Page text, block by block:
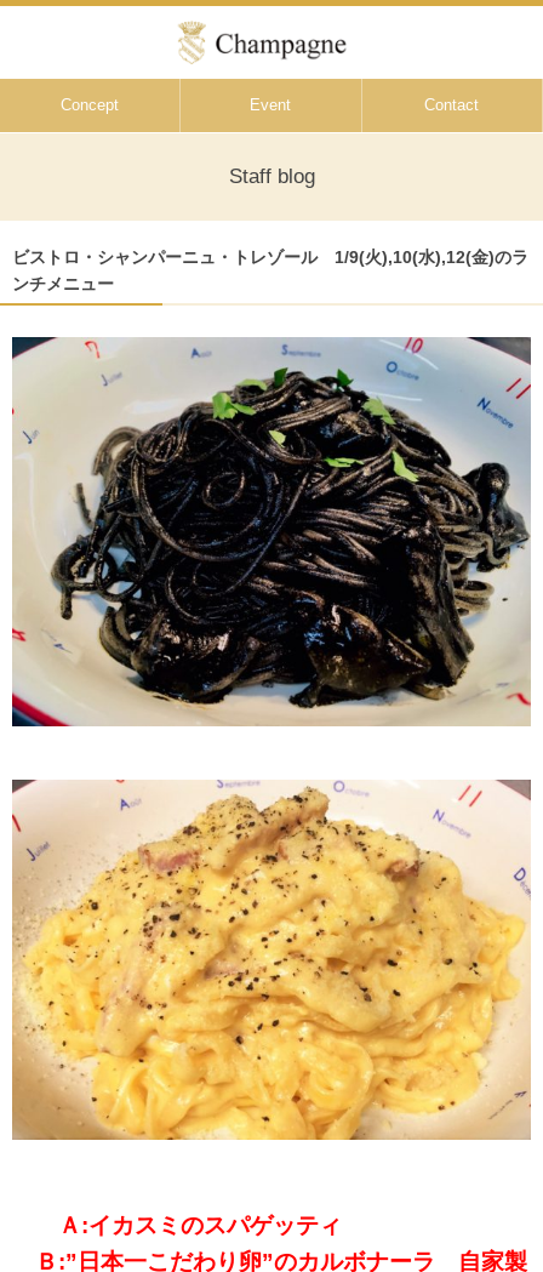
Concept Event Contact
Staff blog
ビストロ・シャンパーニュ・トレゾール 1/9(火),10(水),12(金)のラ
ンチメニュー
Ａ:イカスミのスパゲッティ
Ｂ:”日本一こだわり卵”のカルボナーラ 自家製